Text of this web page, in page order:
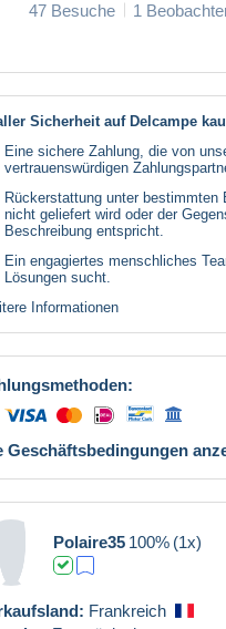
47 Besuche 1
Sicherheit auf Delcampe
Eine sichere Zahlung, die von
vertrauenswürdigen
Rückerstattung unter bestimmten
nicht geliefert wird oder der
Beschreibung entspricht.
Ein engagiertes menschliches
Lösungen sucht.
Informationen
Geschäftsbedingungen
Polaire35 100% (1x)
Frankreich